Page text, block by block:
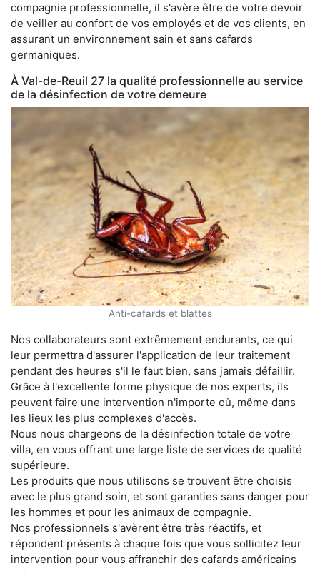
compagnie professionnelle, il s'avère être de votre devoir
de veiller au confort de vos employés et de vos clients, en
assurant un environnement sain et sans cafards
germaniques.
À Val-de-Reuil 27 la qualité professionnelle au service
de la désinfection de votre demeure
Anti-cafards et blattes
Nos collaborateurs sont extrêmement endurants, ce qui
leur permettra d'assurer l'application de leur traitement
pendant des heures s'il le faut bien, sans jamais défaillir.
Grâce à l'excellente forme physique de nos experts, ils
peuvent faire une intervention n'importe où, même dans
les lieux les plus complexes d'accès.
Nous nous chargeons de la désinfection totale de votre
villa, en vous offrant une large liste de services de qualité
supérieure.
Les produits que nous utilisons se trouvent être choisis
avec le plus grand soin, et sont garanties sans danger pour
les hommes et pour les animaux de compagnie.
Nos professionnels s'avèrent être très réactifs, et
répondent présents à chaque fois que vous sollicitez leur
intervention pour vous affranchir des cafards américains